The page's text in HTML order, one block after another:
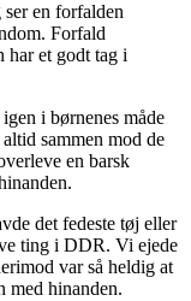
en forfalden
Forfald
har et godt tag i
i børnenes måde
sammen mod de
en barsk
det fedeste tøj eller
ting i DDR. Vi ejede
var så heldig at
med hinanden.